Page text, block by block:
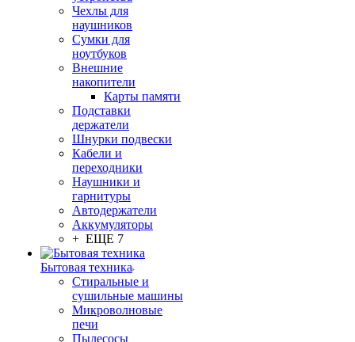
Чехлы для
наушников
Сумки для
ноутбуков
Внешние
накопители
Карты памяти
Подставки
держатели
Шнурки подвески
Кабели и
переходники
Наушники и
гарнитуры
Автодержатели
Аккумуляторы
+ ЕЩЕ 7
Бытовая техника
Стиральные и
сушильные машины
Микроволновые
печи
Пылесосы